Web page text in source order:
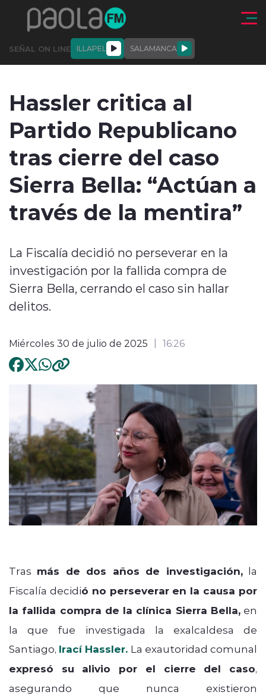
Click acá para ir directamente al contenido
SEÑAL ON LINE ILLAPEL SALAMANCA
DEPORTES
modo claro
Hassler critica al
Partido Republicano
tras cierre del caso
Sierra Bella: “Actúan a
través de la mentira”
La Fiscalía decidió no perseverar en la
investigación por la fallida compra de
Sierra Bella, cerrando el caso sin hallar
delitos.
Miércoles 30 de julio de 2025 16:26
Tras más de dos años de investigación,la
Fiscalía decidió no perseverar en la causa por
la fallida compra de la clínica Sierra Bella,en
la que fue investigada la exalcaldesa de
Santiago, Irací Hassler. La exautoridad comunal
expresó su alivio por el cierre del caso,
asegurando que nunca existieron